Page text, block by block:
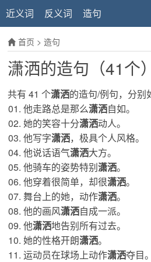
近义词 反义词 造句
首页 > 造句
潇洒的造句（41个）
共有 41 个潇洒的造句/例句，分别
他走路总是那么潇洒自如。
她的笑容十分潇洒动人。
他写字潇洒，极具个人风格。
他说话语气潇洒大方。
他骑车的姿势特别潇洒。
他穿着很简单，却很潇洒。
舞台上的她，动作潇洒。
他的画风潇洒自成一派。
他潇洒地告别所有过去。
她的性格开朗潇洒。
运动员在球场上动作潇洒夺目。